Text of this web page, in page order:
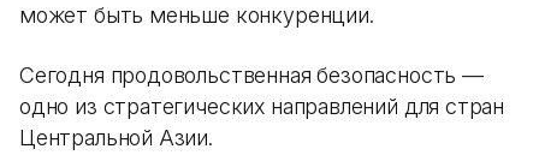
может быть меньше конкуренции.
Сегодня продовольственная безопасность —
одно из стратегических направлений для стран
Центральной Азии.